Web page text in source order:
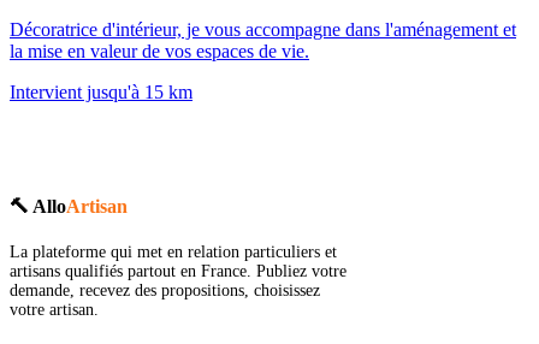
Décoratrice d'intérieur, je vous accompagne dans l'aménagement et
la mise en valeur de vos espaces de vie.
Intervient jusqu'à 15 km
🔨 AlloArtisan
La plateforme qui met en relation particuliers et
artisans qualifiés partout en France. Publiez votre
demande, recevez des propositions, choisissez
votre artisan.